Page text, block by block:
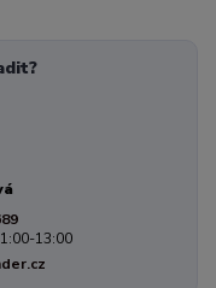
13:00